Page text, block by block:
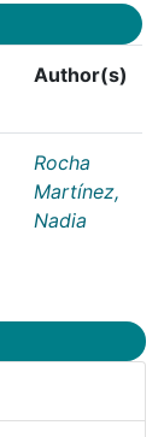
Author(s)
Rocha
Martínez,
Nadia